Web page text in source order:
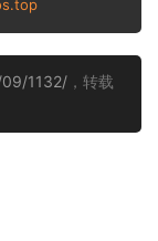
1132/ ，转载